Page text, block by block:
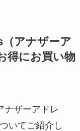
（アナザーア
得にお買い物
ナザーアドレ
いてご紹介し